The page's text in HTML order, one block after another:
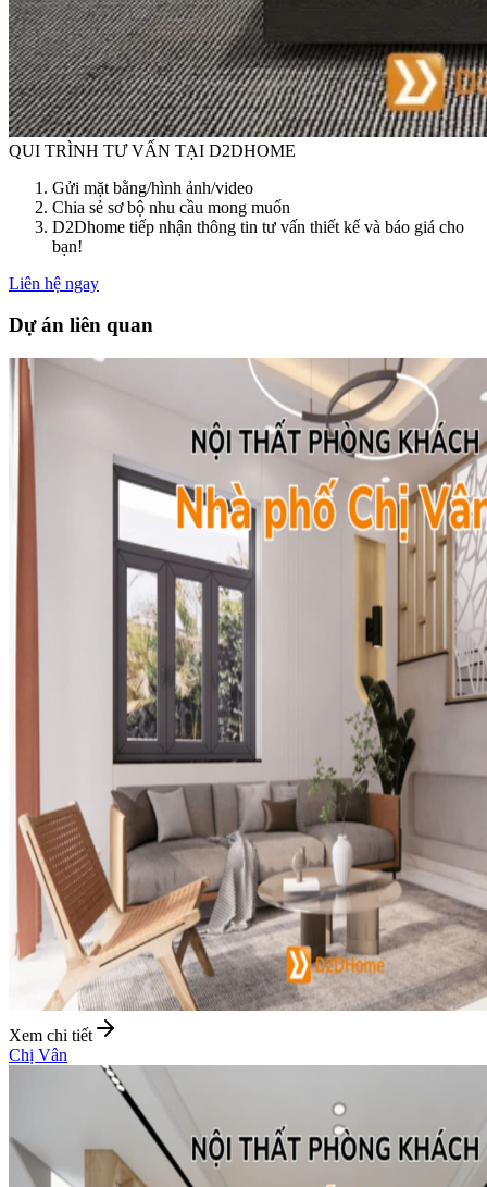
QUI TRÌNH TƯ VẤN TẠI D2DHOME
Gửi mặt bằng/hình ảnh/video
Chia sẻ sơ bộ nhu cầu mong muốn
D2Dhome tiếp nhận thông tin tư vấn thiết kế và báo giá cho
bạn!
Liên hệ ngay
Dự án liên quan
Xem chi tiết
Chị Vân